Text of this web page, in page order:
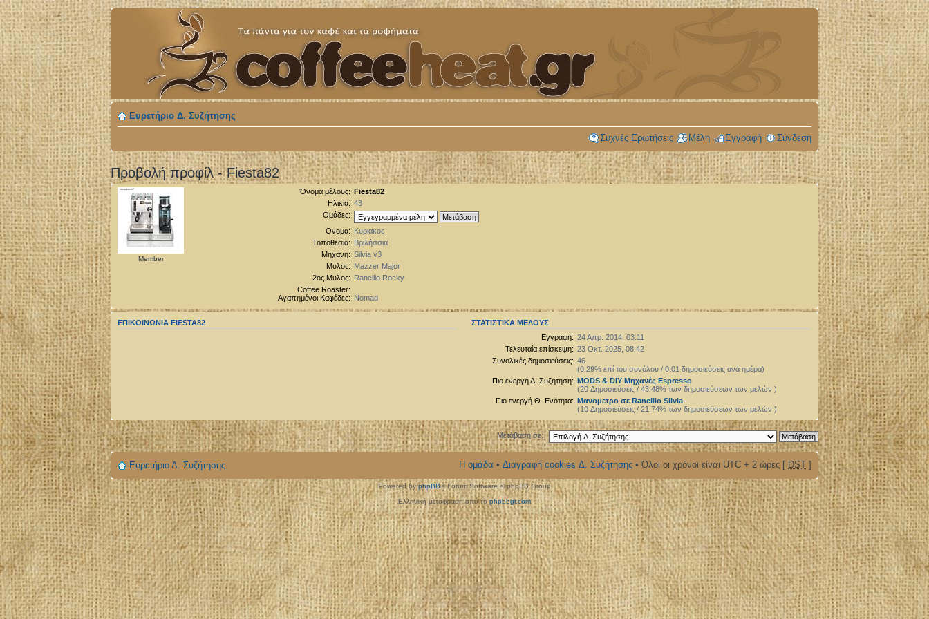
Ευρετήριο Δ. Συζήτησης
Συχνές Ερωτήσεις Μέλη Εγγραφή Σύνδεση
Προβολή προφίλ - Fiesta82
Member
Όνομα μέλους: Fiesta82
Ηλικία: 43
Ομάδες:
Ονομα: Κυριακος
Τοποθεσια: Βριλήσσια
Μηχανη: Silvia v3
Μυλος: Mazzer Major
2ος Μυλος: Rancilio Rocky
Coffee Roaster:
Αγαπημένοι Καφέδες: Nomad
ΕΠΙΚΟΙΝΩΝΙΑ FIESTA82
ΣΤΑΤΙΣΤΙΚΆ ΜΈΛΟΥΣ
Εγγραφή: 24 Απρ. 2014, 03:11
Τελευταία επίσκεψη: 23 Οκτ. 2025, 08:42
Συνολικές δημοσιεύσεις: 46
(0.29% επί του συνόλου / 0.01 δημοσιεύσεις ανά ημέρα)
Πιο ενεργή Δ. Συζήτηση: MODS & DIY Μηχανές Espresso
(20 Δημοσιεύσεις / 43.48% των δημοσιεύσεων των μελών )
Πιο ενεργή Θ. Ενότητα: Μανομετρο σε Rancilio Silvia
(10 Δημοσιεύσεις / 21.74% των δημοσιεύσεων των μελών )
Μετάβαση σε:
Ευρετήριο Δ. Συζήτησης Η ομάδα • Διαγραφή cookies Δ. Συζήτησης • Όλοι οι χρόνοι είναι UTC + 2 ώρες [ DST ]
Powered byphpBB® Forum Software © phpBB Group
Ελληνική μετάφραση από τοphpbbgr.com